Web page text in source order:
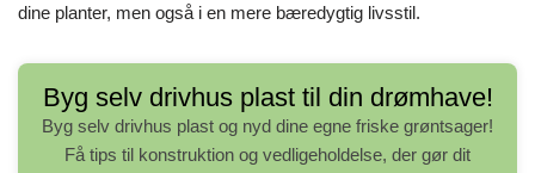
dine planter, men også i en mere bæredygtig livsstil.
Byg selv drivhus plast til din drømhave!
Byg selv drivhus plast og nyd dine egne friske grøntsager!
Få tips til konstruktion og vedligeholdelse, der gør dit